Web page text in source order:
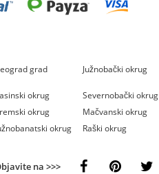
grad Južnobački okrug
okrug
Severnobački okrug
okrug
Mačvanski okrug
okrug
Raški okrug
na >>>